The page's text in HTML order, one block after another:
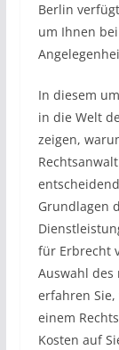
Berlin
um Ihnen
In diesem
in die Welt
zeigen,
Grundlagen
für Erbrecht
Auswahl
erfahren
einem
Kosten auf